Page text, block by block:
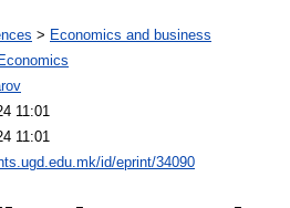
> Economics and business
11:01
11:01
id/eprint/34090